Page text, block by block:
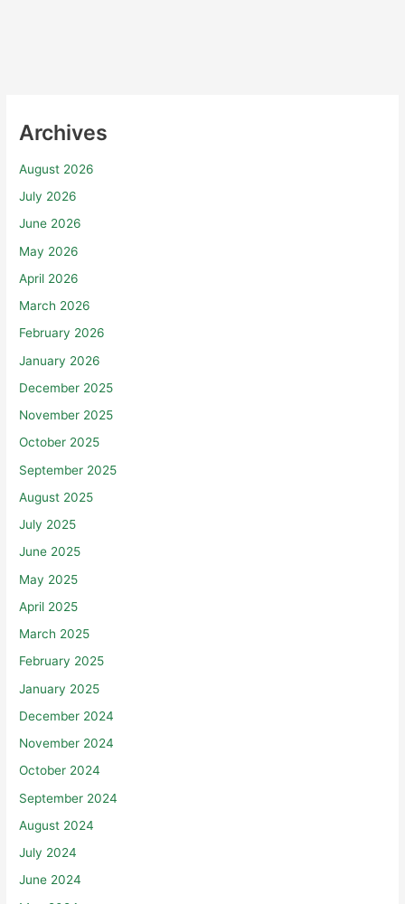
Archives
August 2026
July 2026
June 2026
May 2026
April 2026
March 2026
February 2026
January 2026
December 2025
November 2025
October 2025
September 2025
August 2025
July 2025
June 2025
May 2025
April 2025
March 2025
February 2025
January 2025
December 2024
November 2024
October 2024
September 2024
August 2024
July 2024
June 2024